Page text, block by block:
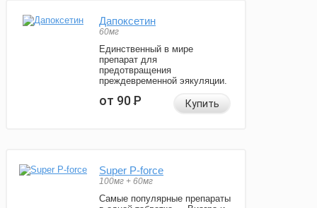
Дапоксетин
60мг
Единственный в мире
препарат для
предотвращения
преждевременной эякуляции.
от 90Р Купить
Super P-force
100мг + 60мг
Самые популярные препараты